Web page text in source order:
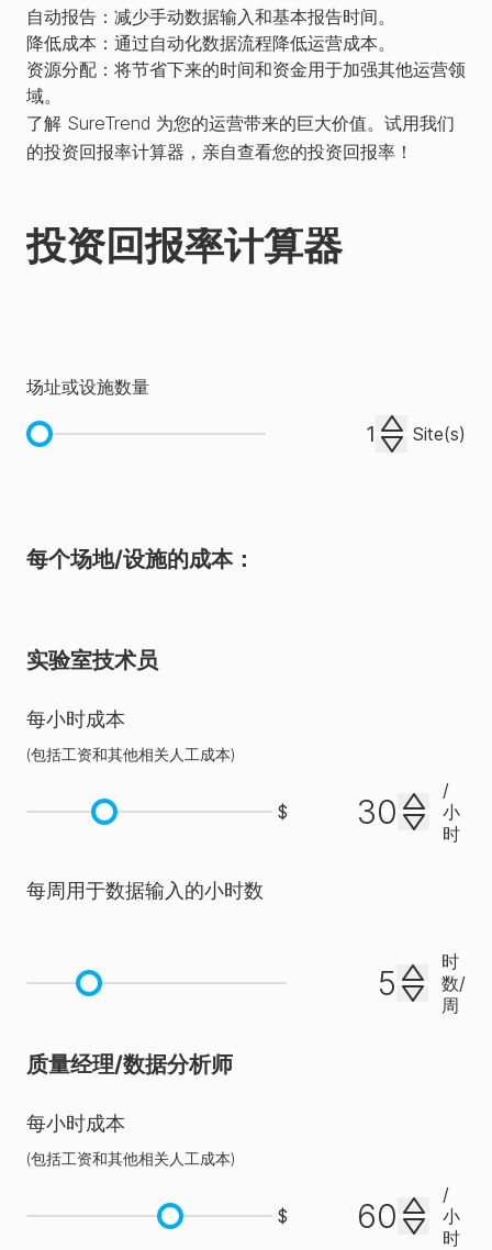
仪器集
成与数
据自动
化
✓ ✓ ✓
ATP
检测计
✓ ✓ ✓
PCR
数据集
预建报
✗
踪
✗ ✗
风险评
解
SureTrend
Alerts
自动报告： 减少手动数据输入和基本报告时间。
降低成本： 通过自动化数据流程降低运营成本。
资源分配： 将节省下来的时间和资金用于加强其他运营领
域。
了解 SureTrend 为您的运营带来的巨大价值。试用我们
的投资回报率计算器，亲自查看您的投资回报率！
投资回报率计算器
场址或设施数量
Site(s)
每个场地/设施的成本：
实验室技术员
每小时成本
(包括工资和其他相关人工成本)
$
/
小
时
每周用于数据输入的小时数
时
数/
周
质量经理/数据分析师
每小时成本
(包括工资和其他相关人工成本)
$
/
小
时